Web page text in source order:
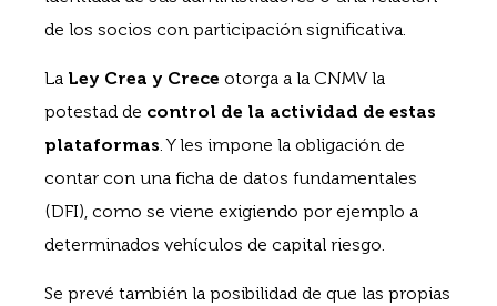
de los socios con participación significativa.
La Ley Crea y Crece otorga a la CNMV la
potestad de control de la actividad de estas
plataformas. Y les impone la obligación de
contar con una ficha de datos fundamentales
(DFI), como se viene exigiendo por ejemplo a
determinados vehículos de capital riesgo.
Se prevé también la posibilidad de que las propias